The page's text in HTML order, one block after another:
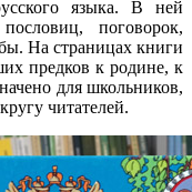
языка. В ней
поговорок,
На страницах книги
предков к родине, к
для школьников,
читателей.